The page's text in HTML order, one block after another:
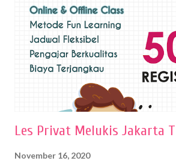
pelukis untuk menghasilkan lukisan yang
bernilai tinggi. Ciri teknik plakat Ciri-ciri teknik
warna yang kental dan tebal. Hasil lukisan
medianya Mem...
Les Privat Melukis Jakarta
November 16, 2020